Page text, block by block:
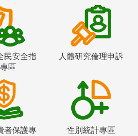
民安全指
區
人體研究倫理申訴
者保護專
性別統計專區